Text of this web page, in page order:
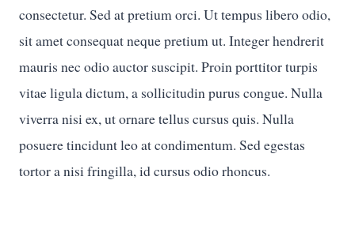
consectetur. Sed at pretium orci. Ut tempus libero odio,
sit amet consequat neque pretium ut. Integer hendrerit
mauris nec odio auctor suscipit. Proin porttitor turpis
vitae ligula dictum, a sollicitudin purus congue. Nulla
viverra nisi ex, ut ornare tellus cursus quis. Nulla
posuere tincidunt leo at condimentum. Sed egestas
tortor a nisi fringilla, id cursus odio rhoncus.